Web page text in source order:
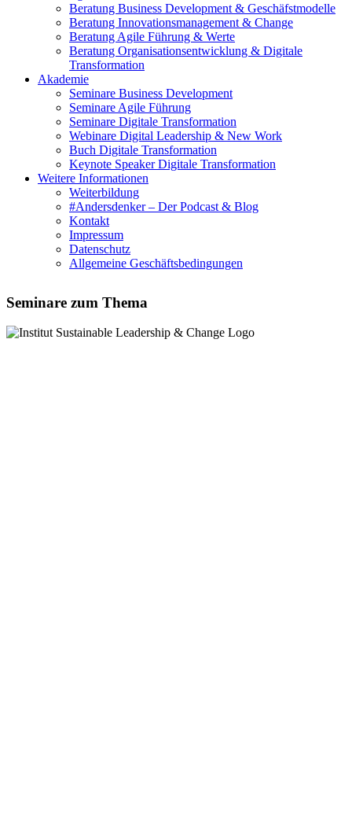
Beratung Business Development & Geschäfstmodelle
Beratung Innovationsmanagement & Change
Beratung Agile Führung & Werte
Beratung Organisationsentwicklung & Digitale
Transformation
Akademie
Seminare Business Development
Seminare Agile Führung
Seminare Digitale Transformation
Webinare Digital Leadership & New Work
Buch Digitale Transformation
Keynote Speaker Digitale Transformation
Weitere Informationen
Weiterbildung
#Andersdenker – Der Podcast & Blog
Kontakt
Impressum
Datenschutz
Allgemeine Geschäftsbedingungen
Seminare zum Thema